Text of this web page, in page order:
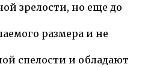
зрелости, но еще до
размера и не
спелости и обладают